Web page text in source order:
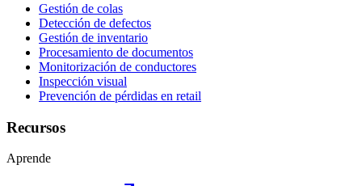
Gestión de colas
Detección de defectos
Gestión de inventario
Procesamiento de documentos
Monitorización de conductores
Inspección visual
Prevención de pérdidas en retail
Recursos
Aprende